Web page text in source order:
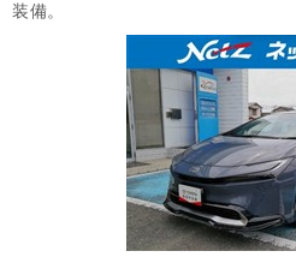
装備。